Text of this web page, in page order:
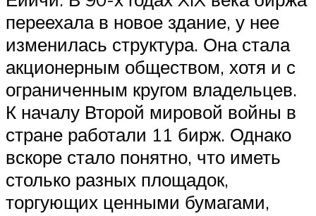
переехала в новое здание, у нее
изменилась структура. Она стала
акционерным обществом, хотя и с
ограниченным кругом владельцев.
К началу Второй мировой войны в
стране работали 11 бирж. Однако
вскоре стало понятно, что иметь
столько разных площадок,
торгующих ценными бумагами,